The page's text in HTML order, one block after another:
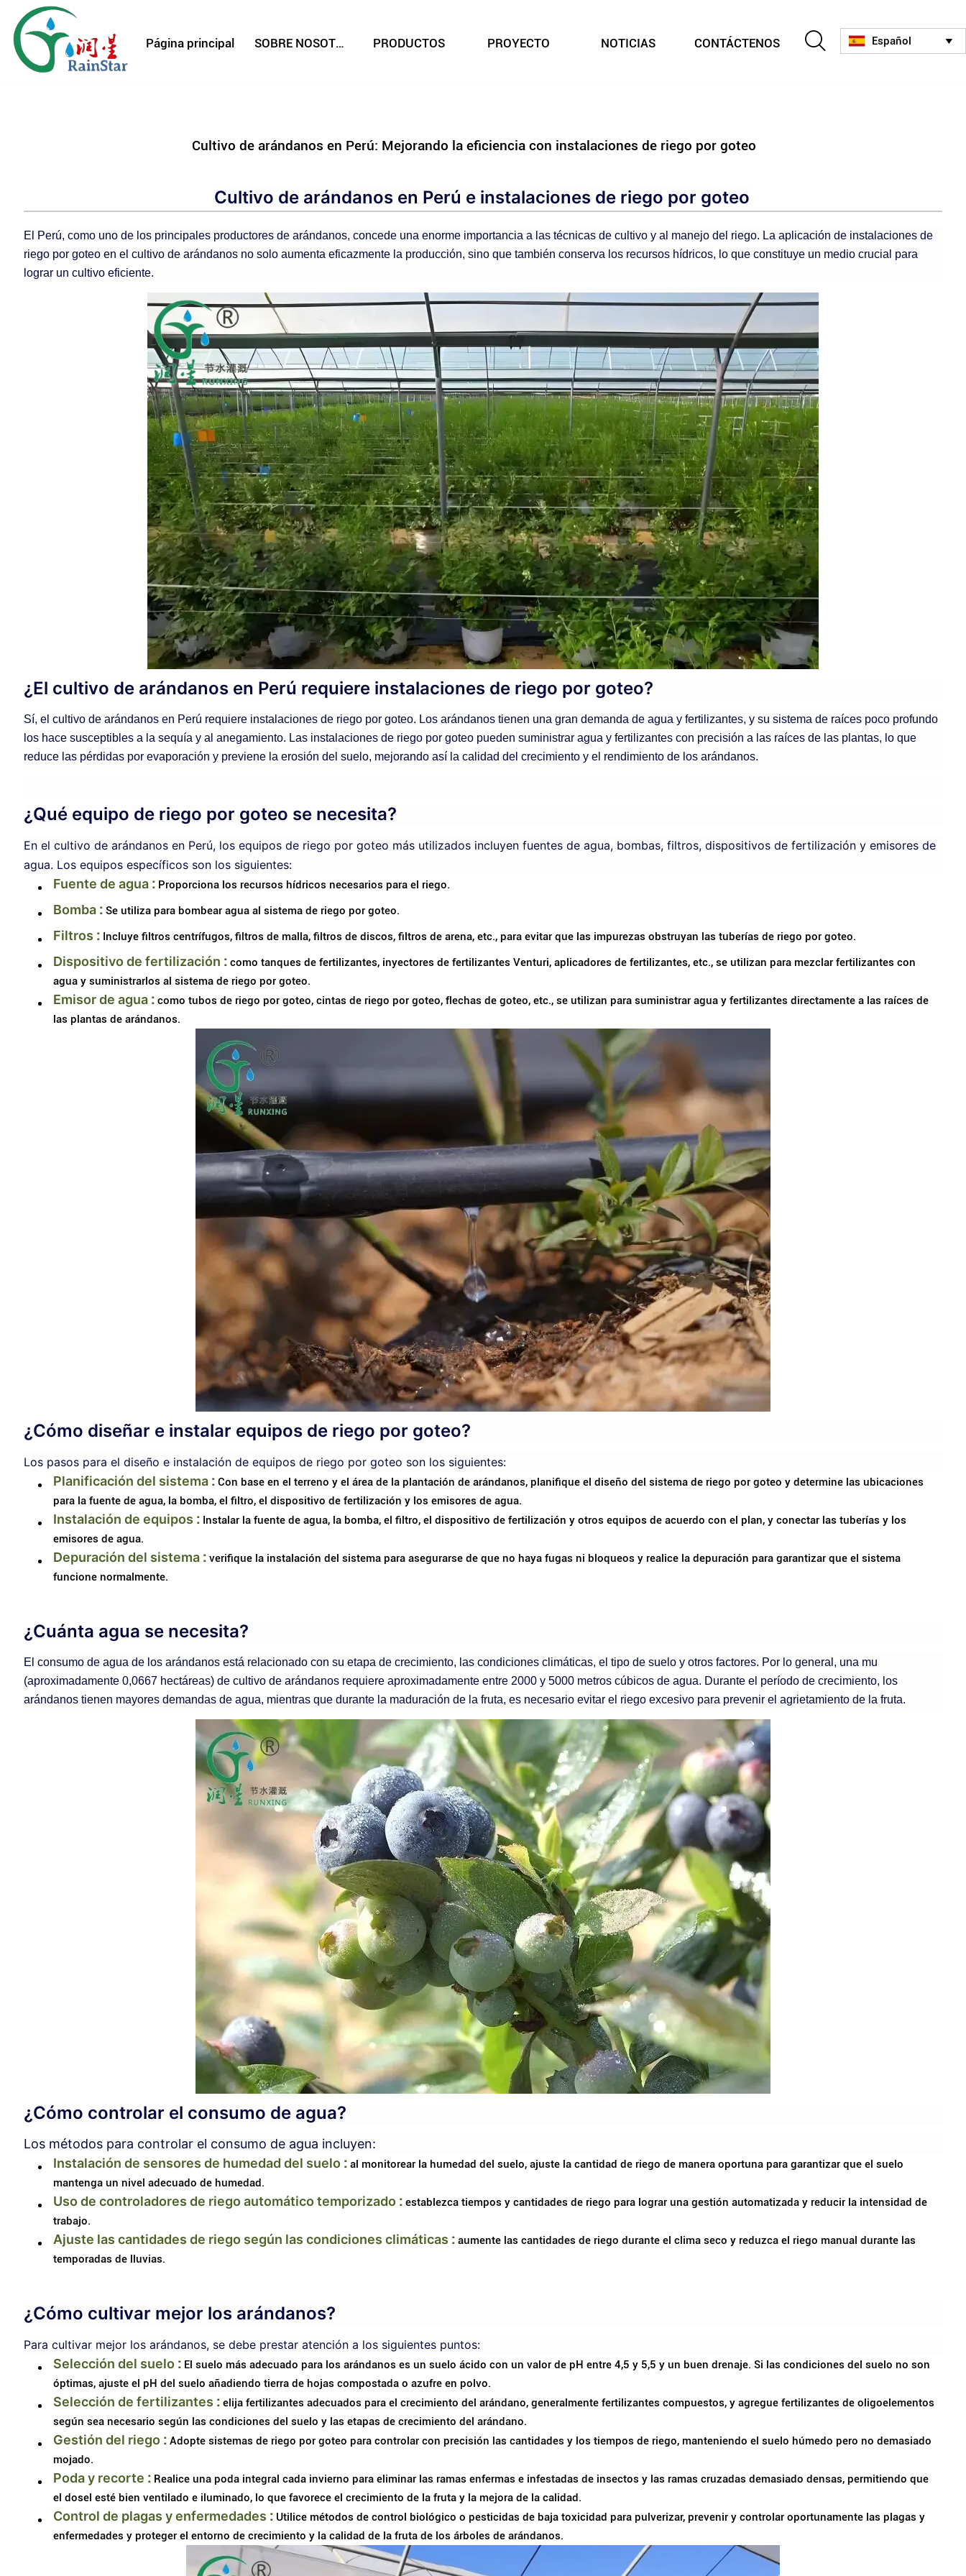
Página principal SOBRE NOSOTROS PRODUCTOS PROYECTO NOTICIAS CONTÁCTENOS  Español 
Cultivo de arándanos en Perú: Mejorando la eficiencia con instalaciones de riego por goteo
Cultivo de arándanos en Perú e instalaciones de riego por goteo
El Perú, como uno de los principales productores de arándanos, concede una enorme importancia a las técnicas de cultivo y al manejo del riego. La aplicación de instalaciones de
riego por goteo en el cultivo de arándanos no solo aumenta eficazmente la producción, sino que también conserva los recursos hídricos, lo que constituye un medio crucial para
lograr un cultivo eficiente.
¿El cultivo de arándanos en Perú requiere instalaciones de riego por goteo?
Sí, el cultivo de arándanos en Perú requiere instalaciones de riego por goteo. Los arándanos tienen una gran demanda de agua y fertilizantes, y su sistema de raíces poco profundo
los hace susceptibles a la sequía y al anegamiento. Las instalaciones de riego por goteo pueden suministrar agua y fertilizantes con precisión a las raíces de las plantas, lo que
reduce las pérdidas por evaporación y previene la erosión del suelo, mejorando así la calidad del crecimiento y el rendimiento de los arándanos.
¿Qué equipo de riego por goteo se necesita?
En el cultivo de arándanos en Perú, los equipos de riego por goteo más utilizados incluyen fuentes de agua, bombas, filtros, dispositivos de fertilización y emisores de
agua. Los equipos específicos son los siguientes:
Fuente de agua:Proporciona los recursos hídricos necesarios para el riego.
Bomba:Se utiliza para bombear agua al sistema de riego por goteo.
Filtros :Incluye filtros centrífugos, filtros de malla, filtros de discos, filtros de arena, etc., para evitar que las impurezas obstruyan las tuberías de riego por goteo.
Dispositivo de fertilización :como tanques de fertilizantes, inyectores de fertilizantes Venturi, aplicadores de fertilizantes, etc., se utilizan para mezclar fertilizantes con
agua y suministrarlos al sistema de riego por goteo.
Emisor de agua:como tubos de riego por goteo, cintas de riego por goteo, flechas de goteo, etc., se utilizan para suministrar agua y fertilizantes directamente a las raíces de
las plantas de arándanos.
¿Cómo diseñar e instalar equipos de riego por goteo?
Los pasos para el diseño e instalación de equipos de riego por goteo son los siguientes:
Planificación del sistema:Con base en el terreno y el área de la plantación de arándanos, planifique el diseño del sistema de riego por goteo y determine las ubicaciones
para la fuente de agua, la bomba, el filtro, el dispositivo de fertilización y los emisores de agua.
Instalación de equipos :Instalar la fuente de agua, la bomba, el filtro, el dispositivo de fertilización y otros equipos de acuerdo con el plan, y conectar las tuberías y los
emisores de agua.
Depuración del sistema:verifique la instalación del sistema para asegurarse de que no haya fugas ni bloqueos y realice la depuración para garantizar que el sistema
funcione normalmente.
¿Cuánta agua se necesita?
El consumo de agua de los arándanos está relacionado con su etapa de crecimiento, las condiciones climáticas, el tipo de suelo y otros factores. Por lo general, una mu
(aproximadamente 0,0667 hectáreas) de cultivo de arándanos requiere aproximadamente entre 2000 y 5000 metros cúbicos de agua. Durante el período de crecimiento, los
arándanos tienen mayores demandas de agua, mientras que durante la maduración de la fruta, es necesario evitar el riego excesivo para prevenir el agrietamiento de la fruta.
¿Cómo controlar el consumo de agua?
Los métodos para controlar el consumo de agua incluyen:
Instalación de sensores de humedad del suelo:al monitorear la humedad del suelo, ajuste la cantidad de riego de manera oportuna para garantizar que el suelo
mantenga un nivel adecuado de humedad.
Uso de controladores de riego automático temporizado:establezca tiempos y cantidades de riego para lograr una gestión automatizada y reducir la intensidad de
trabajo.
Ajuste las cantidades de riego según las condiciones climáticas :aumente las cantidades de riego durante el clima seco y reduzca el riego manual durante las
temporadas de lluvias.
¿Cómo cultivar mejor los arándanos?
Para cultivar mejor los arándanos, se debe prestar atención a los siguientes puntos:
Selección del suelo:El suelo más adecuado para los arándanos es un suelo ácido con un valor de pH entre 4,5 y 5,5 y un buen drenaje. Si las condiciones del suelo no son
óptimas, ajuste el pH del suelo añadiendo tierra de hojas compostada o azufre en polvo.
Selección de fertilizantes :elija fertilizantes adecuados para el crecimiento del arándano, generalmente fertilizantes compuestos, y agregue fertilizantes de oligoelementos
según sea necesario según las condiciones del suelo y las etapas de crecimiento del arándano.
Gestión del riego:Adopte sistemas de riego por goteo para controlar con precisión las cantidades y los tiempos de riego, manteniendo el suelo húmedo pero no demasiado
mojado.
Poda y recorte :Realice una poda integral cada invierno para eliminar las ramas enfermas e infestadas de insectos y las ramas cruzadas demasiado densas, permitiendo que
el dosel esté bien ventilado e iluminado, lo que favorece el crecimiento de la fruta y la mejora de la calidad.
Control de plagas y enfermedades :Utilice métodos de control biológico o pesticidas de baja toxicidad para pulverizar, prevenir y controlar oportunamente las plagas y
enfermedades y proteger el entorno de crecimiento y la calidad de la fruta de los árboles de arándanos.